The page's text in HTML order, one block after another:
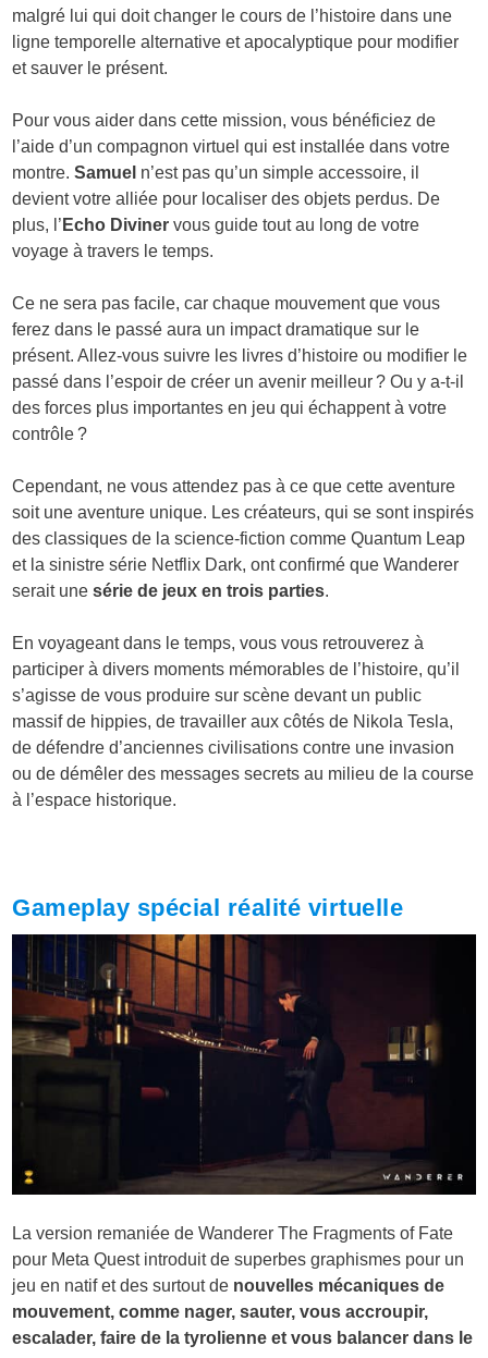
malgré lui qui doit changer le cours de l’histoire dans une
ligne temporelle alternative et apocalyptique pour modifier
et sauver le présent.
Pour vous aider dans cette mission, vous bénéficiez de
l’aide d’un compagnon virtuel qui est installée dans votre
montre.Samuel n’est pas qu’un simple accessoire, il
devient votre alliée pour localiser des objets perdus. De
plus, l’ Echo Diviner vous guide tout au long de votre
voyage à travers le temps.
Ce ne sera pas facile, car chaque mouvement que vous
ferez dans le passé aura un impact dramatique sur le
présent. Allez-vous suivre les livres d’histoire ou modifier le
passé dans l’espoir de créer un avenir meilleur ? Ou y a-t-il
des forces plus importantes en jeu qui échappent à votre
contrôle ?
Cependant, ne vous attendez pas à ce que cette aventure
soit une aventure unique. Les créateurs, qui se sont inspirés
des classiques de la science-fiction comme Quantum Leap
et la sinistre série Netflix Dark, ont confirmé que Wanderer
serait unesérie de jeux en trois parties.
En voyageant dans le temps, vous vous retrouverez à
participer à divers moments mémorables de l’histoire, qu’il
s’agisse de vous produire sur scène devant un public
massif de hippies, de travailler aux côtés de Nikola Tesla,
de défendre d’anciennes civilisations contre une invasion
ou de démêler des messages secrets au milieu de la course
à l’espace historique.
Gameplay spécial réalité virtuelle
La version remaniée de Wanderer The Fragments of Fate
pour Meta Quest introduit de superbes graphismes pour un
jeu en natif et des surtout de nouvelles mécaniques de
mouvement, comme nager, sauter, vous accroupir,
escalader, faire de la tyrolienne et vous balancer dans le